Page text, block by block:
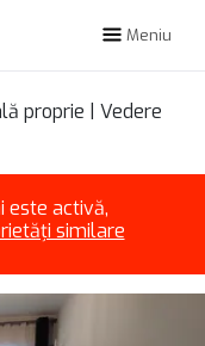
Meniu
proprie | Vedere
este activă,
similare